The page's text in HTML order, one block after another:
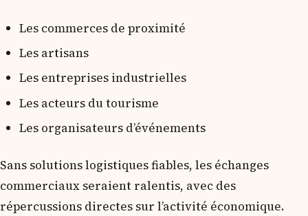
Les commerces de proximité
Les artisans
Les entreprises industrielles
Les acteurs du tourisme
Les organisateurs d’événements
Sans solutions logistiques fiables, les échanges
commerciaux seraient ralentis, avec des
répercussions directes sur l’activité économique.